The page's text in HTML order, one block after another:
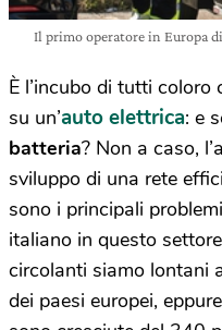
Il primo operatore in Europa
È l’incubo di tutti
su un’auto elettrica: e
batteria? Non a caso,
sviluppo di una rete
sono i principali
italiano in questo
circolanti siamo lontani
dei paesi europei,